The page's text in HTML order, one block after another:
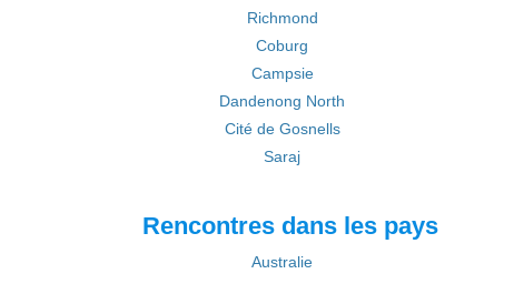
Richmond
Coburg
Campsie
Dandenong North
Cité de Gosnells
Saraj
Rencontres dans les pays
Australie